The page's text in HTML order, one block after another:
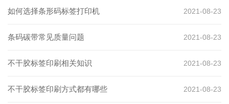
如何选择条形码标签打印机 2021-08-23
条码碳带常见质量问题 2021-08-23
不干胶标签印刷相关知识 2021-08-23
不干胶标签印刷方式都有哪些 2021-08-23